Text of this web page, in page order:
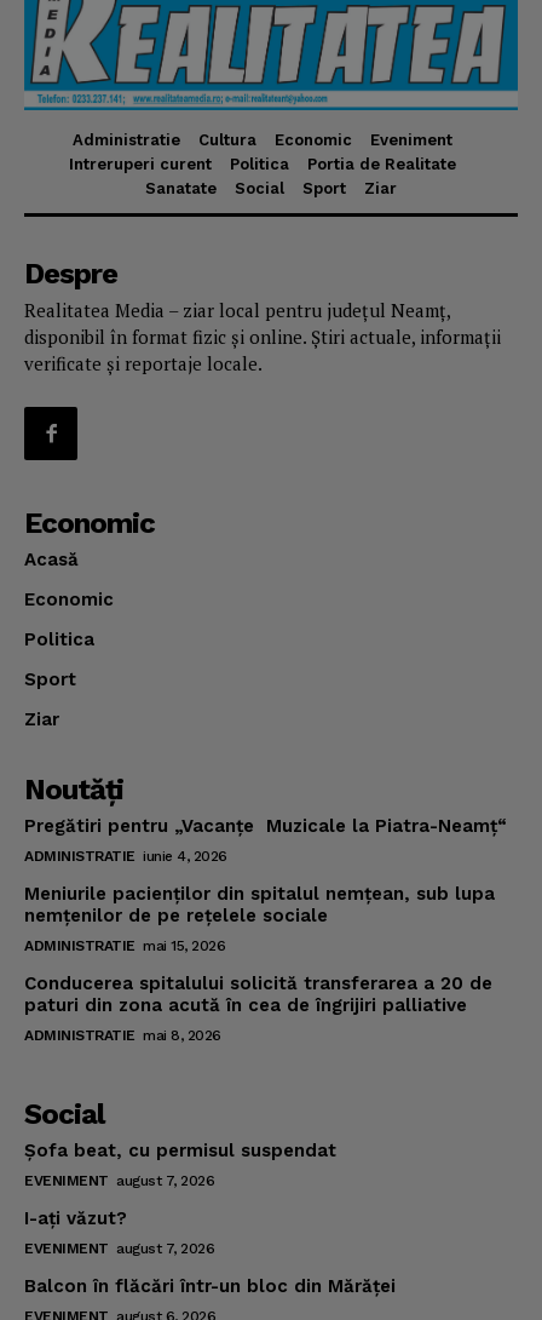
Administratie Cultura Economic
Eveniment
Intreruperi curent
Politica
Portia de Realitate
Sanatate
Social Sport Ziar
Despre
Realitatea Media – ziar local pentru județul Neamț,
disponibil în format fizic și online. Știri actuale, informații
verificate și reportaje locale.
Economic
Acasă
Economic
Politica
Sport
Ziar
Noutăţi
Pregătiri pentru „Vacanţe Muzicale la Piatra-Neamţ“
ADMINISTRATIE iunie 4, 2026
Meniurile pacienţilor din spitalul nemţean, sub lupa
nemţenilor de pe reţelele sociale
ADMINISTRATIE mai 15, 2026
Conducerea spitalului solicită transferarea a 20 de
paturi din zona acută în cea de îngrijiri palliative
ADMINISTRATIE mai 8, 2026
Social
Şofa beat, cu permisul suspendat
EVENIMENT august 7, 2026
I-aţi văzut?
EVENIMENT august 7, 2026
Balcon în flăcări într-un bloc din Mărăţei